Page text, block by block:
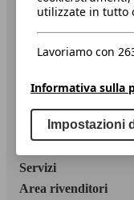
Condizioni
Dichiarazione di
Servizi
Area rivenditori
utilizzate in tutto
Lavoriamo con
Informativa sulla
Impostazioni